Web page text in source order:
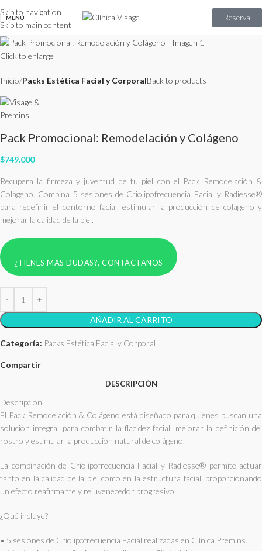
Skip to navigation
Skip to main content
MENÚ Reserva
Click to enlarge
Inicio Packs Estética Facial y CorporalBack to products
Pack Promocional: Remodelación y Colágeno
$749.000
Recupera la firmeza y juventud de tu piel con el Pack Remodelación &
Colágeno. Combina 5 sesiones de Criolipofrecuencia Facial y Radiesse®
para redefinir el contorno facial, estimular la producción de colágeno y
mejorar la calidad de la piel.
¿TIENES MÁS DUDAS?, CONTÁCTANOS
AÑADIR AL CARRITO
Categoría: Packs Estética Facial y Corporal
Compartir
DESCRIPCIÓN
Descripción
El Pack Remodelación & Colágeno está diseñado para quienes buscan una
solución integral para combatir la flacidez facial, mejorar la definición del
rostro y estimular la producción natural de colágeno.
La combinación de Criolipofrecuencia Facial y Radiesse® permite actuar
tanto en la calidad de la piel como en la estructura facial, proporcionando
un efecto reafirmante y rejuvenecedor progresivo.
¿Qué incluye?
• 5 sesiones de Criolipofrecuencia Facial realizadas en Clínica Premins.